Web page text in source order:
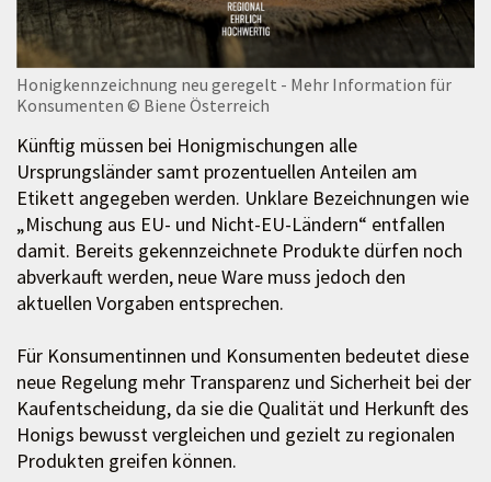
Honigkennzeichnung neu geregelt - Mehr Information für
Konsumenten © Biene Österreich
Künftig müssen bei Honigmischungen alle
Ursprungsländer samt prozentuellen Anteilen am
Etikett angegeben werden. Unklare Bezeichnungen wie
„Mischung aus EU- und Nicht-EU-Ländern“ entfallen
damit. Bereits gekennzeichnete Produkte dürfen noch
abverkauft werden, neue Ware muss jedoch den
aktuellen Vorgaben entsprechen.
Für Konsumentinnen und Konsumenten bedeutet diese
neue Regelung mehr Transparenz und Sicherheit bei der
Kaufentscheidung, da sie die Qualität und Herkunft des
Honigs bewusst vergleichen und gezielt zu regionalen
Produkten greifen können.